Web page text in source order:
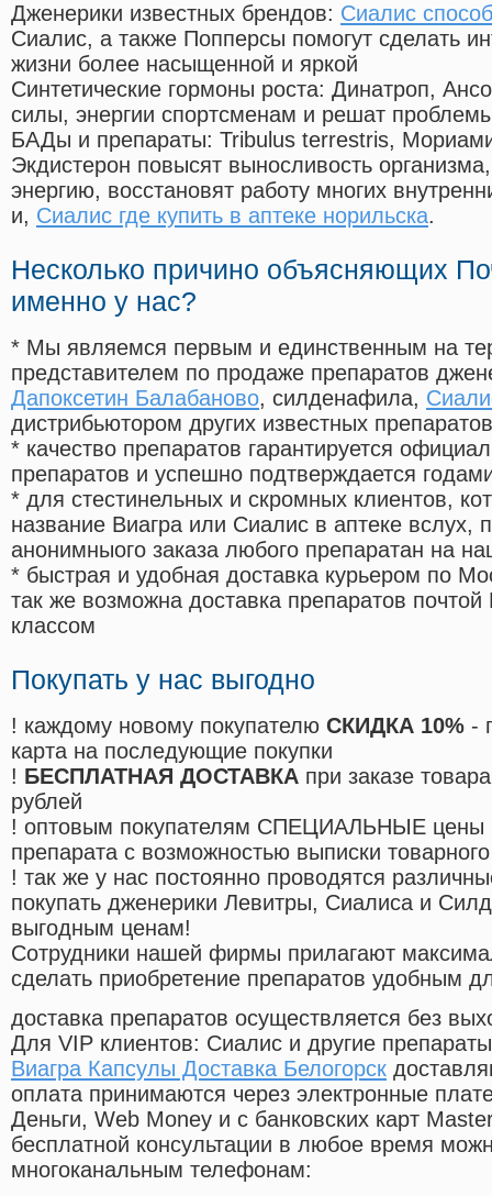
Дженерики известных брендов: Сиалис
Сиалис, а также Попперсы помогут сделать
жизни более насыщенной и яркой
Синтетические гормоны роста: Динатроп,
силы, энергии спортсменам и решат
БАДы и препараты: Tribulus terrestris,
Экдистерон повысят выносливость
энергию, восстановят работу многих
и, Сиалис где купить в аптеке норильска.
Несколько причино объясняющих
именно у нас?
* Мы являемся первым и единственным на
представителем по продаже препаратов
Дапоксетин Балабаново, силденафила,
дистрибьютором других известных препаратов
* качество препаратов гарантируется
препаратов и успешно подтверждается
* для стестинельных и скромных клиентов,
название Виагра или Сиалис в аптеке вслух,
анонимныого заказа любого препаратан на
* быстрая и удобная доставка курьером по
так же возможна доставка препаратов
классом
Покупать у нас выгодно
! каждому новому покупателю СКИДКА 10% -
карта на последующие покупки
! БЕСПЛАТНАЯ ДОСТАВКА при заказе
рублей
! оптовым покупателям СПЕЦИАЛЬНЫЕ цены
препарата с возможностью выписки
! так же у нас постоянно проводятся
покупать дженерики Левитры, Сиалиса и
выгодным ценам!
Cотрудники нашей фирмы прилагают
сделать приобретение препаратов удобным
доставка препаратов осуществляется без
Для VIP клиентов: Сиалис и другие
Виагра Капсулы Доставка Белогорск
оплата принимаются через электронные
Деньги, Web Money и с банковских карт
бесплатной консультации в любое время
многоканальным телефонам: